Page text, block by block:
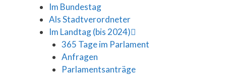
Im Bundestag
Als Stadtverordneter
Im Landtag (bis 2024)
365 Tage im Parlament
Anfragen
Parlamentsanträge